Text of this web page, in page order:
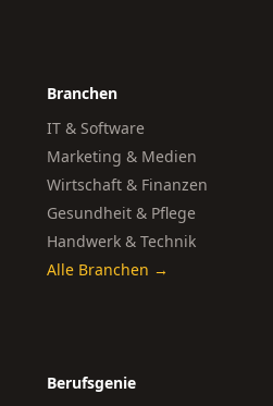
Branchen
IT & Software
Marketing & Medien
Wirtschaft & Finanzen
Gesundheit & Pflege
Handwerk & Technik
Alle Branchen →
Berufsgenie